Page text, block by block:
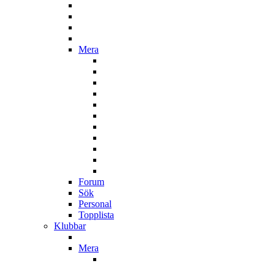
Mera
Forum
Sök
Personal
Topplista
Klubbar
Mera